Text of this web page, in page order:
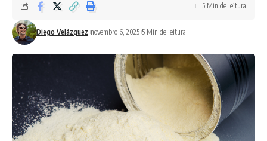
Diego Velázquez novembro 6, 2025 5 Min de leitura
5 Min de leitura